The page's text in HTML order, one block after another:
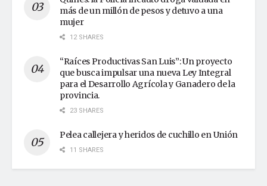
más de un millón de pesos y detuvo a una
mujer
12 SHARES
“Raíces Productivas San Luis”: Un proyecto
que busca impulsar una nueva Ley Integral
para el Desarrollo Agrícola y Ganadero de la
provincia.
23 SHARES
Pelea callejera y heridos de cuchillo en Unión
11 SHARES